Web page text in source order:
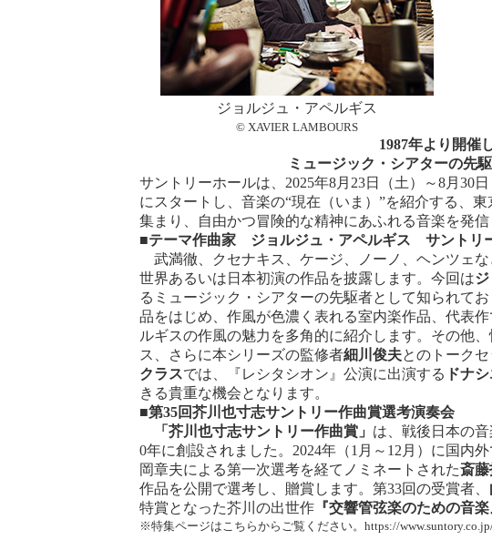
ジョルジュ・アペルギス
© XAVIER LAMBOURS
1987年より開催
ミュージック・シアターの先
サントリーホールは、2025年8月23日（土）～8月30日
にスタートし、音楽の“現在（いま）”を紹介する、
集まり、自由かつ冒険的な精神にあふれる音楽を発信
■テーマ作曲家 ジョルジュ・アペルギス サントリ
武満徹、クセナキス、ケージ、ノーノ、ヘンツェ
世界あるいは日本初演の作品を披露します。今回は
るミュージック・シアターの先駆者として知られて
品をはじめ、作風が色濃く表れる室内楽作品、代表
ルギスの作風の魅力を多角的に紹介します。その他
ス、さらに本シリーズの監修者細川俊夫とのトーク
クラスでは、『レシタシオン』公演に出演する ドナ
きる貴重な機会となります。
■第35回芥川也寸志サントリー作曲賞選考演奏会
「芥川也寸志サントリー作曲賞」 は、戦後日本の
0年に創設されました。2024年（1月～12月）に国内
岡章夫による第一次選考を経てノミネートされた斎
作品を公開で選考し、贈賞します。第33回の受賞者、
特賞となった芥川の出世作 『交響管弦楽のための音楽
※特集ページはこちらからご覧ください。 https://